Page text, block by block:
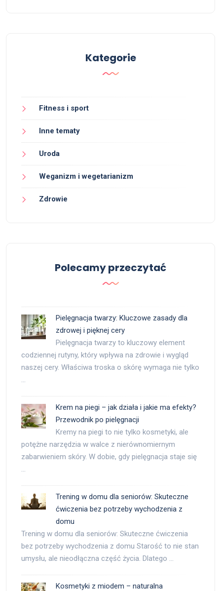
Kategorie
Fitness i sport
Inne tematy
Uroda
Weganizm i wegetarianizm
Zdrowie
Polecamy przeczytać
Pielęgnacja twarzy: Kluczowe zasady dla
zdrowej i pięknej cery
Pielęgnacja twarzy to kluczowy element
codziennej rutyny, który wpływa na zdrowie i wygląd
naszej cery. Właściwa troska o skórę wymaga nie tylko
…
Krem na piegi – jak działa i jakie ma efekty?
Przewodnik po pielęgnacji
Kremy na piegi to nie tylko kosmetyki, ale
potężne narzędzia w walce z nierównomiernym
zabarwieniem skóry. W dobie, gdy pielęgnacja staje się
…
Trening w domu dla seniorów: Skuteczne
ćwiczenia bez potrzeby wychodzenia z
domu
Trening w domu dla seniorów: Skuteczne ćwiczenia
bez potrzeby wychodzenia z domu Starość to nie stan
umysłu, ale nieodłączna część życia. Dlatego …
Kosmetyki z miodem – naturalna